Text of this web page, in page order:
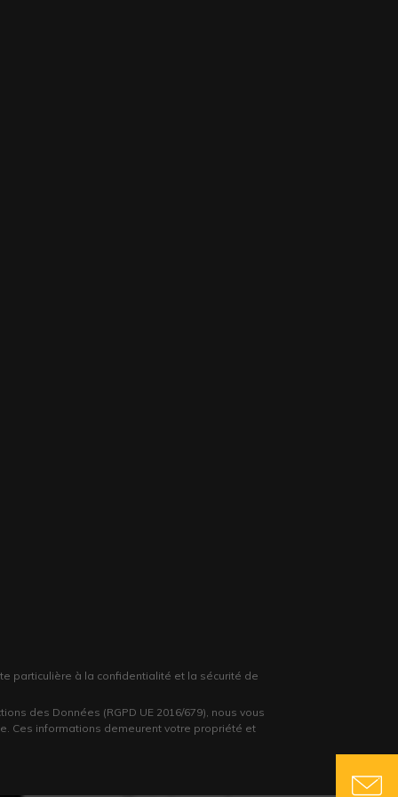
particulière à la confidentialité et la sécurité de
des Données (RGPD UE 2016/679), nous vous
Ces informations demeurent votre propriété et